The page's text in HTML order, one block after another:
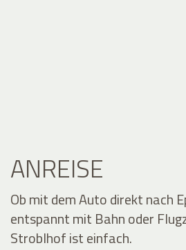
ANREISE
Ob mit dem Auto direkt nach
entspannt mit Bahn oder
Stroblhof ist einfach.